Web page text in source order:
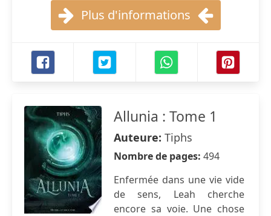
Plus d'informations
Allunia : Tome 1
Auteure: Tiphs
Nombre de pages: 494
Enfermée dans une vie vide
de sens, Leah cherche
encore sa voie. Une chose